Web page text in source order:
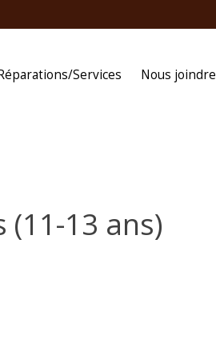
Services Nous joindre
(11-13 ans)